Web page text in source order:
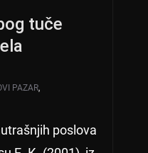
tuče
PAZAR,
poslova